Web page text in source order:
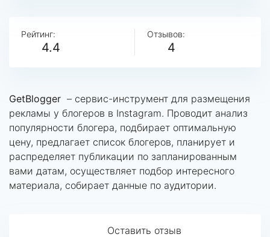
Рейтинг:
4.4
Отзывов:
4
GetBlogger – сервис-инструмент для размещения
рекламы у блогеров в Instagram. Проводит анализ
популярности блогера, подбирает оптимальную
цену, предлагает список блогеров, планирует и
распределяет публикации по запланированным
вами датам, осуществляет подбор интересного
материала, собирает данные по аудитории.
Оставить отзыв